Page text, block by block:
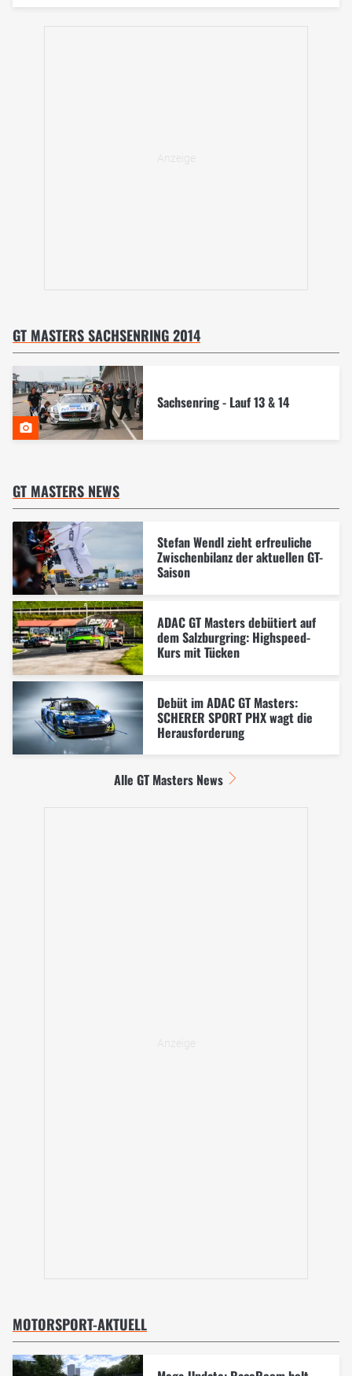
GT MASTERS SACHSENRING 2014
Sachsenring - Lauf 13 & 14
GT MASTERS NEWS
Stefan Wendl zieht erfreuliche
Zwischenbilanz der aktuellen GT-
Saison
ADAC GT Masters debütiert auf
dem Salzburgring: Highspeed-
Kurs mit Tücken
Debüt im ADAC GT Masters:
SCHERER SPORT PHX wagt die
Herausforderung
Alle GT Masters News
MOTORSPORT-AKTUELL